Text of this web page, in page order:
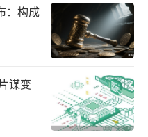
颜悦色至今都选择
围内只在武汉、重
就对开疆拓土这件
：构成
谋变